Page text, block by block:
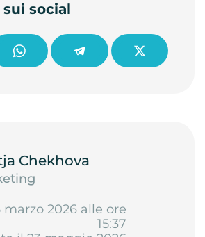
social
Chekhova
marzo 2026 alle ore
15:37